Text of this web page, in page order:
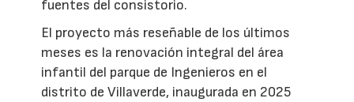
fuentes del consistorio.
El proyecto más reseñable de los últimos
meses es la renovación integral del área
infantil del parque de Ingenieros en el
distrito de Villaverde, inaugurada en 2025